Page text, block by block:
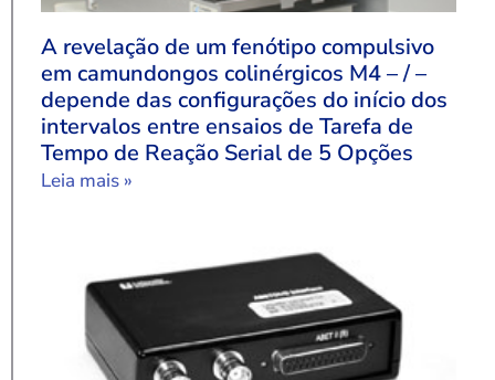
A revelação de um fenótipo compulsivo
em camundongos colinérgicos M4 – / –
depende das configurações do início dos
intervalos entre ensaios de Tarefa de
Tempo de Reação Serial de 5 Opções
Leia mais »